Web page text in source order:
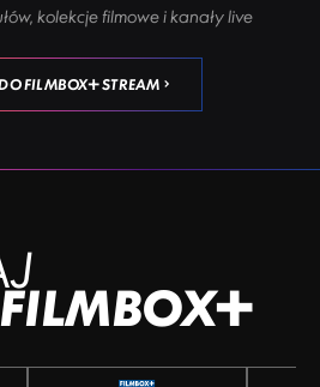
kolekcje filmowe i kanały live
FILMBOX+ STREAM
FILMBOX+